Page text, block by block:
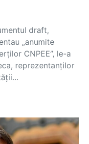
draft,
„anumite
CNPEE”, le-a
reprezentanților